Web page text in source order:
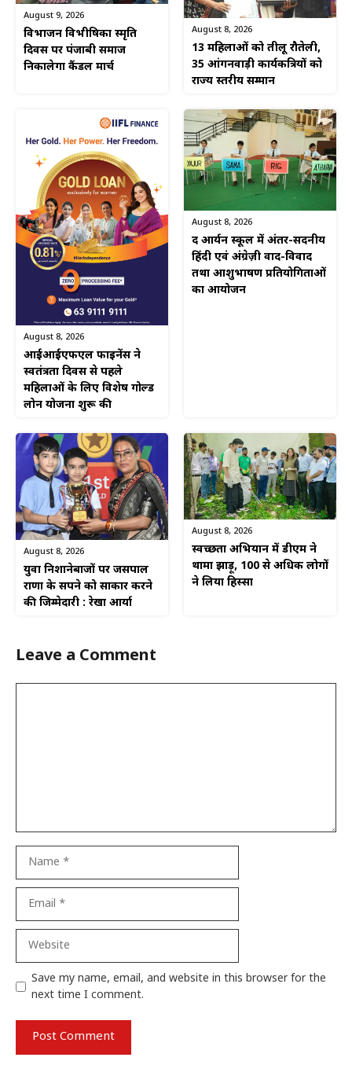
August 9, 2026
विभाजन विभीषिका स्मृति
दिवस पर पंजाबी समाज
निकालेगा कैंडल मार्च
August 8, 2026
13 महिलाओं को तीलू रौतेली,
35 आंगनवाड़ी कार्यकत्रियों को
राज्य स्तरीय सम्मान
August 8, 2026
आईआईएफएल फाइनेंस ने
स्वतंत्रता दिवस से पहले
महिलाओं के लिए विशेष गोल्ड
लोन योजना शुरू की
August 8, 2026
द आर्यन स्कूल में अंतर-सदनीय
हिंदी एवं अंग्रेज़ी वाद-विवाद
तथा आशुभाषण प्रतियोगिताओं
का आयोजन
August 8, 2026
युवा निशानेबाजों पर जसपाल
राणा के सपने को साकार करने
की जिम्मेदारी : रेखा आर्या
August 8, 2026
स्वच्छता अभियान में डीएम ने
थामा झाड़ू, 100 से अधिक लोगों
ने लिया हिस्सा
Leave a Comment
Save my name, email, and website in this browser for the
next time I comment.